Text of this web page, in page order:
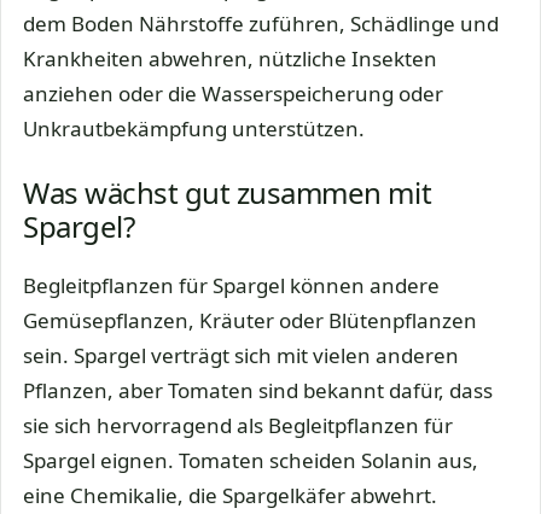
dem Boden Nährstoffe zuführen, Schädlinge und
Krankheiten abwehren, nützliche Insekten
anziehen oder die Wasserspeicherung oder
Unkrautbekämpfung unterstützen.
Was wächst gut zusammen mit
Spargel?
Begleitpflanzen für Spargel können andere
Gemüsepflanzen, Kräuter oder Blütenpflanzen
sein. Spargel verträgt sich mit vielen anderen
Pflanzen, aber Tomaten sind bekannt dafür, dass
sie sich hervorragend als Begleitpflanzen für
Spargel eignen. Tomaten scheiden Solanin aus,
eine Chemikalie, die Spargelkäfer abwehrt.